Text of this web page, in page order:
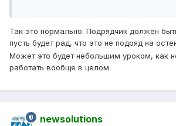
Так это нормально. Подрядчик должен
пусть будет рад, что это не подряд на
Может это будет небольшим уроком, как
работать вообще в целом.
newsolutions